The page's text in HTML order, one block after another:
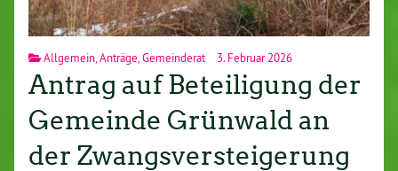
Allgemein Anträge Gemeinderat 3. Februar 2026
Antrag auf Beteiligung der
Gemeinde Grünwald an
der Zwangsversteigerung